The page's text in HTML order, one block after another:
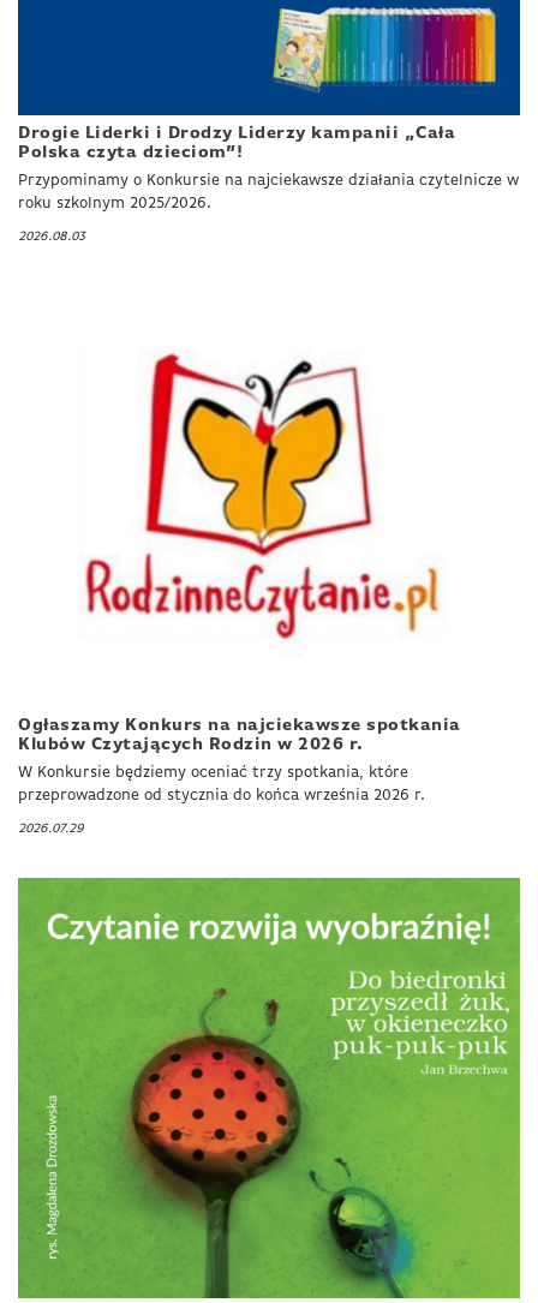
Drogie Liderki i Drodzy Liderzy kampanii „Cała
Polska czyta dzieciom”!
Przypominamy o Konkursie na najciekawsze działania czytelnicze w
roku szkolnym 2025/2026.
2026.08.03
Ogłaszamy Konkurs na najciekawsze spotkania
Klubów Czytających Rodzin w 2026 r.
W Konkursie będziemy oceniać trzy spotkania, które
przeprowadzone od stycznia do końca września 2026 r.
2026.07.29